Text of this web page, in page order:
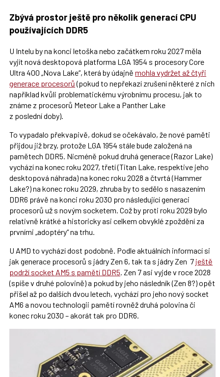
Zbývá prostor ještě pro několik generací CPU
používajících DDR5
U Intelu by na konci letoška nebo začátkem roku 2027 měla
vyjít nová desktopová platforma LGA 1954 s procesory Core
Ultra 400 „Nova Lake“, která by údajně mohla vydržet až čtyři
generace procesorů(pokud to nepřekazí zrušení některé z nich
například kvůli problematickému výrobnímu procesu, jak to
známe z procesorů Meteor Lake a Panther Lake
z poslední doby).
To vypadalo překvapivě, dokud se očekávalo, že nové paměti
přijdou již brzy, protože LGA 1954 stále bude založená na
pamětech DDR5. Nicméně pokud druhá generace (Razor Lake)
vychází na konec roku 2027, třetí (Titan Lake, respektive jeho
desktopová náhrada) na konec roku 2028 a čtvrtá (Hammer
Lake?) na konec roku 2029, zhruba by to sedělo s nasazením
DDR6 právě na konci roku 2030 pro následující generaci
procesorů už s novým socketem. Což by proti roku 2029 bylo
relativně krátké a historicky asi celkem obvyklé zpoždění za
prvními „adoptéry“ na trhu.
U AMD to vychází dost podobně. Podle aktuálních informací si
jak generace procesorů s jádry Zen 6, tak ta s jádry Zen 7 ještě
podrží socket AM5 s pamětí DDR5 . Zen 7 asi vyjde v roce 2028
(spíše v druhé polovině) a pokud by jeho následník (Zen 8?) opět
přišel až po dalších dvou letech, vychází pro jeho nový socket
AM6 a novou technologii pamětí rovněž druhá polovina či
konec roku 2030 – akorát tak pro DDR6.